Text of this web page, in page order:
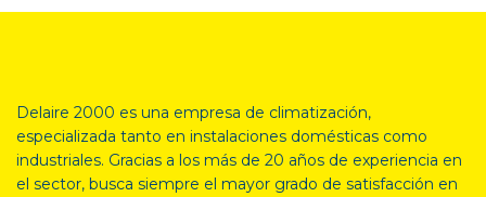
Delaire 2000 es una empresa de climatización,
especializada tanto en instalaciones domésticas como
industriales. Gracias a los más de 20 años de experiencia en
el sector, busca siempre el mayor grado de satisfacción en